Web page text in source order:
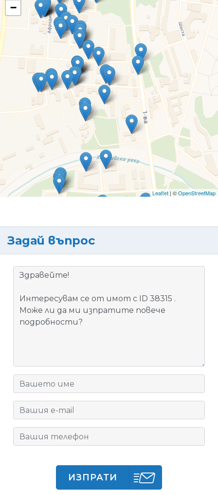
−
Leaflet | ©OpenStreetMap
Задай въпрос
ИЗПРАТИ